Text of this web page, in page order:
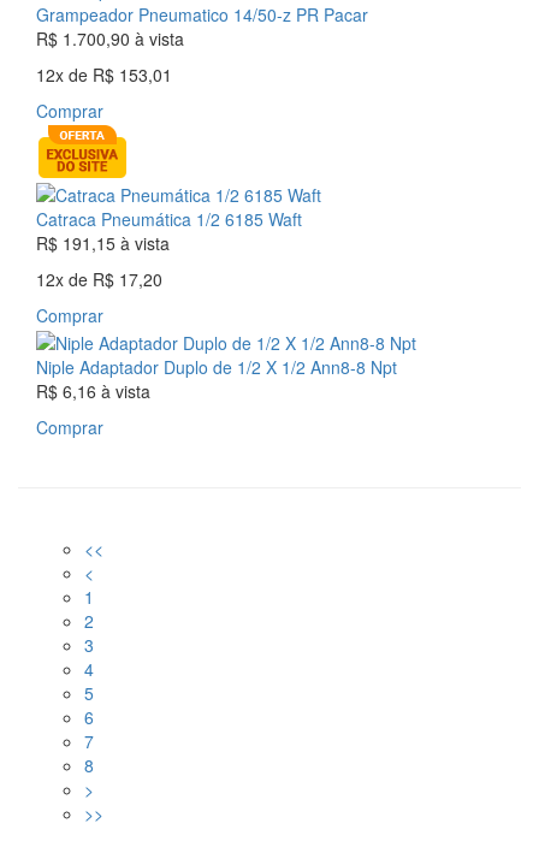
Grampeador Pneumatico 14/50-z PR Pacar
R$ 1.700,90 à vista
12x de R$ 153,01
Comprar
Catraca Pneumática 1/2 6185 Waft
R$ 191,15 à vista
12x de R$ 17,20
Comprar
Niple Adaptador Duplo de 1/2 X 1/2 Ann8-8 Npt
R$ 6,16 à vista
Comprar
<<
<
1
2
3
4
5
6
7
8
>
>>